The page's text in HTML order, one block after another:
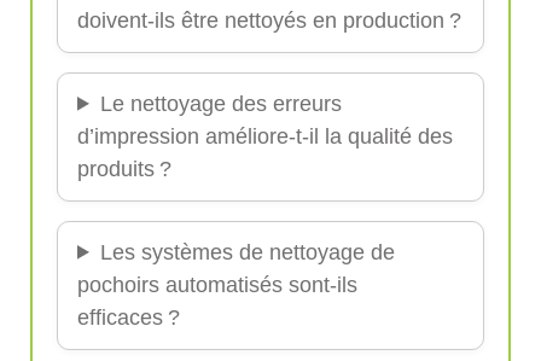
doivent-ils être nettoyés en production ?
Le nettoyage des erreurs
d’impression améliore-t-il la qualité des
produits ?
Les systèmes de nettoyage de
pochoirs automatisés sont-ils
efficaces ?